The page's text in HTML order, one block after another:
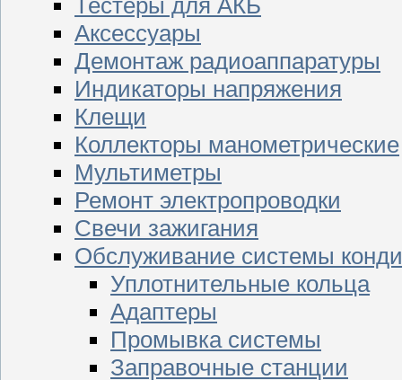
Аксессуары
Демонтаж радиоаппаратуры
Индикаторы напряжения
Клещи
Коллекторы манометрические
Мультиметры
Ремонт электропроводки
Свечи зажигания
Обслуживание системы
Уплотнительные кольца
Адаптеры
Промывка системы
Заправочные станции